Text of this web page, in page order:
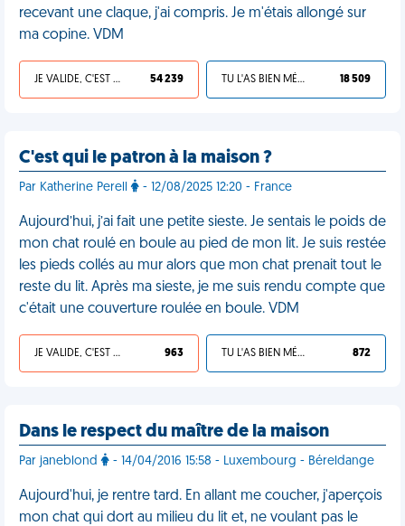
recevant une claque, j'ai compris. Je m'étais allongé sur
ma copine. VDM
JE VALIDE, C'EST UNE VDM 54 239 TU L'AS BIEN MÉRITÉ 18 509
C'est qui le patron à la maison ?
Par Katherine Perell - 12/08/2025 12:20 - France
Aujourd’hui, j’ai fait une petite sieste. Je sentais le poids de
mon chat roulé en boule au pied de mon lit. Je suis restée
les pieds collés au mur alors que mon chat prenait tout le
reste du lit. Après ma sieste, je me suis rendu compte que
c'était une couverture roulée en boule. VDM
JE VALIDE, C'EST UNE VDM 963 TU L'AS BIEN MÉRITÉ 872
Dans le respect du maître de la maison
Par janeblond - 14/04/2016 15:58 - Luxembourg - Béreldange
Aujourd'hui, je rentre tard. En allant me coucher, j'aperçois
mon chat qui dort au milieu du lit et, ne voulant pas le